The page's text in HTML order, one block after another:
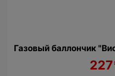
Газовый баллончик